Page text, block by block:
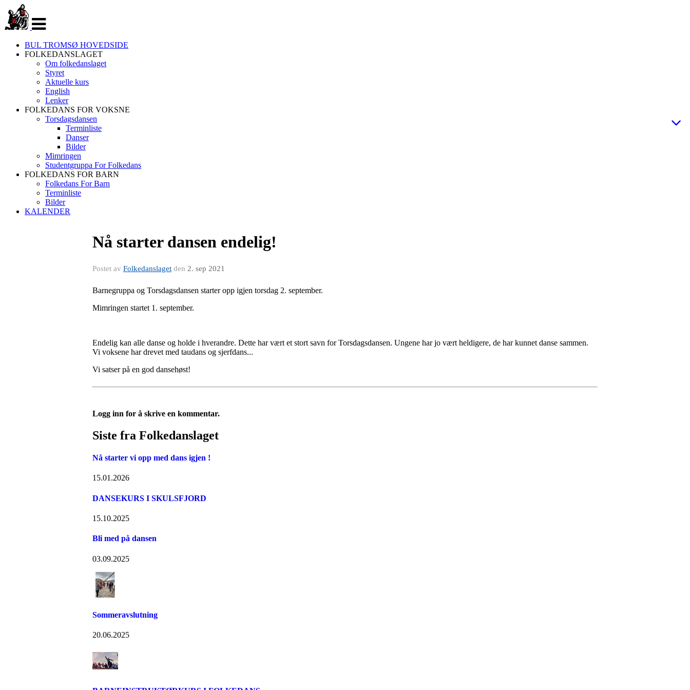
navigasjon
BUL TROMSØ HOVEDSIDE
FOLKEDANSLAGET
Om folkedanslaget
Styret
Aktuelle kurs
English
Lenker
FOLKEDANS FOR VOKSNE
Torsdagsdansen
Terminliste
Danser
Bilder
Mimringen
Studentgruppa For Folkedans
FOLKEDANS FOR BARN
Folkedans For Barn
Terminliste
Bilder
KALENDER
Nå starter dansen endelig!
Postet av Folkedanslaget den 2. sep 2021
Barnegruppa og Torsdagsdansen starter opp igjen torsdag 2. september.
Mimringen startet 1. september.
Endelig kan alle danse og holde i hverandre. Dette har vært et stort savn for Torsdagsdansen. Ungene har jo vært heldigere, de har kunnet danse sammen.
Vi voksene har drevet med taudans og sjerfdans...
Vi satser på en god dansehøst!
Logg inn for å skrive en kommentar.
Siste fra Folkedanslaget
Nå starter vi opp med dans igjen !
15.01.2026
DANSEKURS I SKULSFJORD
15.10.2025
Bli med på dansen
03.09.2025
Sommeravslutning
20.06.2025